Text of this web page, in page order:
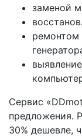
заменой
ремонтом
Сервис
предложения.
30% дешевле,